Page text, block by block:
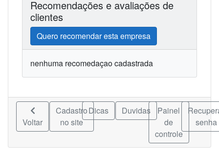
Recomendações e avaliações de
clientes
Quero recomendar esta empresa
nenhuma recomedaçao cadastrada
Voltar
Cadastro
no site
Dicas Duvidas
Painel
de
controle
senha